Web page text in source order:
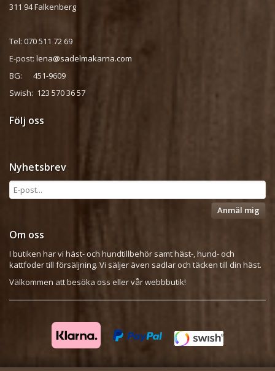
311 94 Falkenberg
Tel: 070 511 72 69
E-post: lena@sadelmakarna.com
BG: 451-9609
Swish: 123 570 36 57
Följ oss
Nyhetsbrev
Anmäl mig
Om oss
I butiken har vi häst- och hundtillbehör samt häst-, hund- och
kattfoder till försäljning. Vi säljer även sadlar och täcken till din häst.
Välkommen att besöka oss eller vår webbbutik!